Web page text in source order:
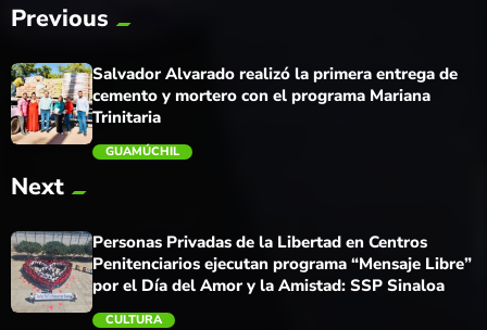
Previous
Salvador Alvarado realizó la primera entrega de
cemento y mortero con el programa Mariana
Trinitaria
GUAMÚCHIL
Next
Personas Privadas de la Libertad en Centros
Penitenciarios ejecutan programa “Mensaje Libre”
por el Día del Amor y la Amistad: SSP Sinaloa
CULTURA